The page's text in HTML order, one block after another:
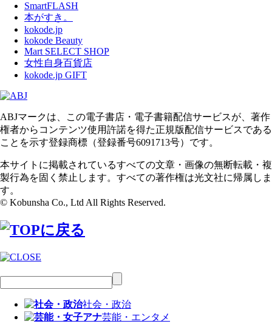
SmartFLASH
本がすき。
kokode.jp
kokode Beauty
Mart SELECT SHOP
女性自身百貨店
kokode.jp GIFT
ABJマークは、この電子書店・電子書籍配信サービスが、著作
権者からコンテンツ使用許諾を得た正規版配信サービスである
ことを示す登録商標（登録番号6091713号）です。
本サイトに掲載されているすべての文章・画像の無断転載・複
製行為を固く禁止します。すべての著作権は光文社に帰属しま
す。
© Kobunsha Co., Ltd All Rights Reserved.
社会・政治
芸能・エンタメ